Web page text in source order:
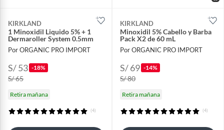
KIRKLAND
1 Minoxidil Liquido 5% + 1
Dermaroller System 0.5mm
Por ORGANIC PRO IMPORT
S/ 53 -18%
S/ 65
Retira mañana
(4)
KIRKLAND
Minoxidil 5% Cabello y Barba
Pack X2 de 60 mL
Por ORGANIC PRO IMPORT
S/ 69 -14%
S/ 80
Retira mañana
(4)